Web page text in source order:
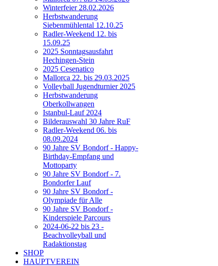
Winterfeier 28.02.2026
Herbstwanderung
Siebenmühlental 12.10.25
Radler-Weekend 12. bis
15.09.25
2025 Sonntagsausfahrt
Hechingen-Stein
2025 Cesenatico
Mallorca 22. bis 29.03.2025
Volleyball Jugendturnier 2025
Herbstwanderung
Oberkollwangen
Istanbul-Lauf 2024
Bilderauswahl 30 Jahre RuF
Radler-Weekend 06. bis
08.09.2024
90 Jahre SV Bondorf - Happy-
Birthday-Empfang und
Mottoparty
90 Jahre SV Bondorf - 7.
Bondorfer Lauf
90 Jahre SV Bondorf -
Olympiade für Alle
90 Jahre SV Bondorf -
Kinderspiele Parcours
2024-06-22 bis 23 -
Beachvolleyball und
Radaktionstag
SHOP
HAUPTVEREIN